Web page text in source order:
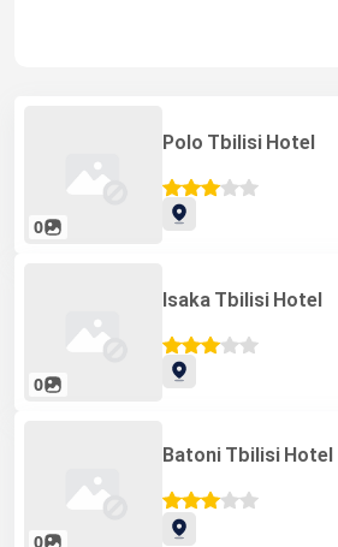
0
Polo Tbilisi Hotel
0
Isaka Tbilisi Hotel
0
Batoni Tbilisi Hotel